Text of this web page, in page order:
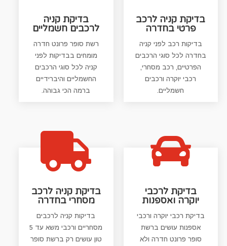

בדיקת קניה לרכב
מסחרי בחדרה
בדיקות קניה לרכבים
מסחריים ורכבי משא עד 5
טון עושים רק ברשת סופר

בדיקת לרכבי
יוקרה ואספנות
בדיקת רכבי יוקרה ורכבי
אספנות עושים ברשת
סופר פרונט חדרה ולא
בדיקת קניה
לרכבים חשמליים
רשת סופר פרונט חדרה
מומחים בבדיקות לפני
קניה לכל סוגי הרכבים
החשמליים והיברידיים
ברמה הכי גבוהה.
בדיקת קניה לרכב
פרטי בחדרה
בדיקות רכב לפני קניה
בחדרה לכל סוגי הרכבים
הפרטיים, רכב מסחרי,
רכבי יוקרה ורכבים
חשמליים.